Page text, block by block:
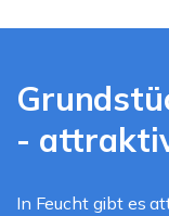
-
In Feucht gibt es